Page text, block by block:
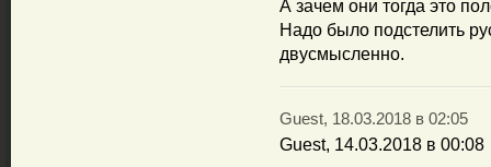
А зачем они тогда это
Надо было подстелить
двусмысленно.
Guest, 18.03.2018 в 02:05
Guest, 14.03.2018 в 00:08